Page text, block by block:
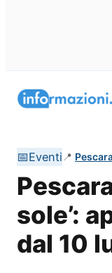
📅Eventi 📍
sole’:
dal 10